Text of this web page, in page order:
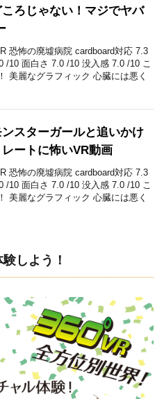
ろじゃない！マジでヤバ
恐怖の廃墟病院 cardboard対応 7.3
/10 面白さ 7.0 /10 没入感 7.0 /10 こ
美麗なグラフィック 心臓には悪く
スターガールと追いかけ
ートに怖いVR動画
恐怖の廃墟病院 cardboard対応 7.3
/10 面白さ 7.0 /10 没入感 7.0 /10 こ
美麗なグラフィック 心臓には悪く
しよう！